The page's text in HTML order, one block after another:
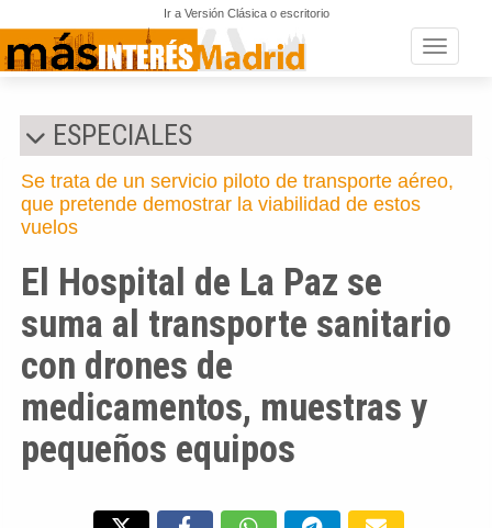
Ir a Versión Clásica o escritorio
Toggle
ESPECIALES
Se trata de un servicio piloto de transporte aéreo,
que pretende demostrar la viabilidad de estos
vuelos
El Hospital de La Paz se
suma al transporte sanitario
con drones de
medicamentos, muestras y
pequeños equipos